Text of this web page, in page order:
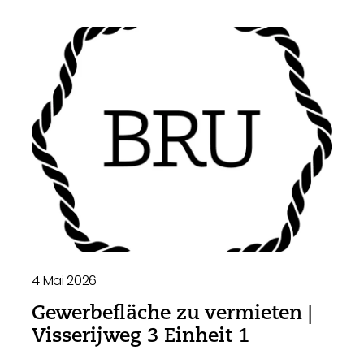
4 Mai 2026
Gewerbefläche zu vermieten |
Visserijweg 3 Einheit 1